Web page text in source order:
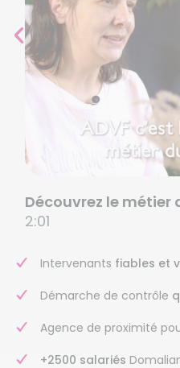
Découvrez le
2:01
Intervenants fiables et
Démarche de contrôle
Agence de proximité
+2500 salariés